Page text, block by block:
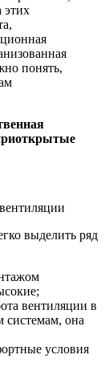
этих
понять,
выделить ряд
вентиляции в
системам, она
условия